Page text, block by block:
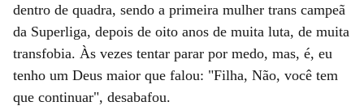
dentro de quadra, sendo a primeira mulher trans campeã
da Superliga, depois de oito anos de muita luta, de muita
transfobia. Às vezes tentar parar por medo, mas, é, eu
tenho um Deus maior que falou: "Filha, Não, você tem
que continuar", desabafou.